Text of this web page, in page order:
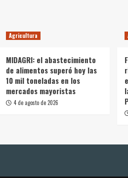
Agricultura
MIDAGRI: el abastecimiento
de alimentos superó hoy las
10 mil toneladas en los
mercados mayoristas
4 de agosto de 2026